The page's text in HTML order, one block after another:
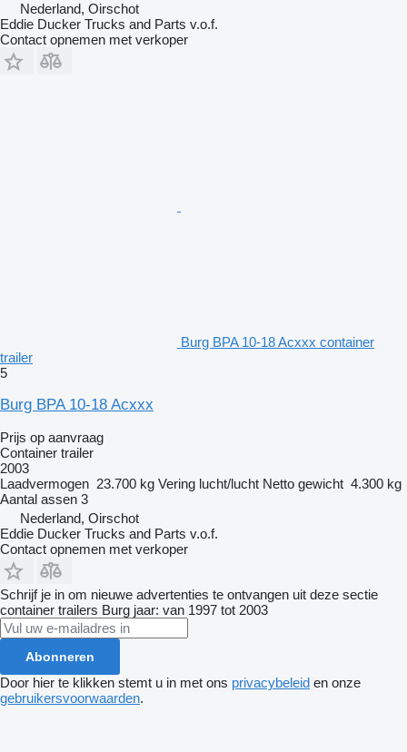
Nederland, Oirschot
Eddie Ducker Trucks and Parts v.o.f.
Contact opnemen met verkoper
Burg BPA 10-18 Acxxx container
trailer
5
Burg BPA 10-18 Acxxx
Prijs op aanvraag
Container trailer
2003
Laadvermogen 23.700 kg Vering lucht/lucht Netto gewicht 4.300 kg
Aantal assen 3
Nederland, Oirschot
Eddie Ducker Trucks and Parts v.o.f.
Contact opnemen met verkoper
Schrijf je in om nieuwe advertenties te ontvangen uit deze sectie
container trailers Burg jaar: van 1997 tot 2003
Abonneren
Door hier te klikken stemt u in met ons privacybeleid en onze
gebruikersvoorwaarden.